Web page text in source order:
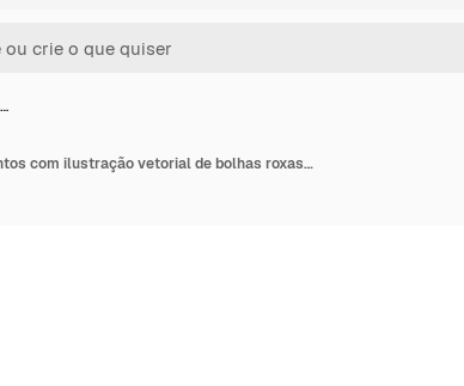
Logotipo de letra P e bolha de pontos com ilustração vetorial de bolhas roxas roxas